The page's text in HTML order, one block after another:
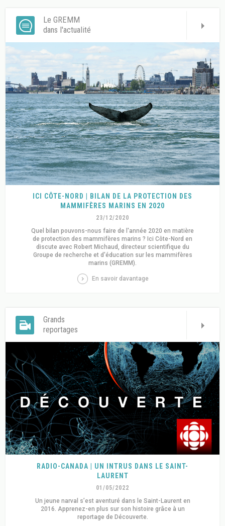
Le GREMM
dans l'actualité
ICI CÔTE-NORD | BILAN DE LA PROTECTION DES
MAMMIFÈRES MARINS EN 2020
23/12/2020
Quel bilan pouvons-nous faire de l'année 2020 en matière
de protection des mammifères marins ? Ici Côte-Nord en
discute avec Robert Michaud, directeur scientifique du
Groupe de recherche et d'éducation sur les mammifères
marins (GREMM).
En savoir davantage
Grands
reportages
RADIO-CANADA | UN INTRUS DANS LE SAINT-
LAURENT
01/05/2022
Un jeune narval s’est aventuré dans le Saint-Laurent en
2016. Apprenez-en plus sur son histoire grâce à un
reportage de Découverte.